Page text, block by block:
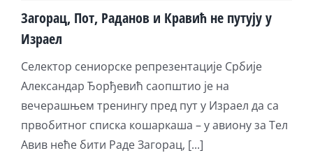
Загорац, Пот, Раданов и Кравић не путују у
Израел
Селектор сениорске репрезентације Србије
Александар Ђорђевић саопштио је на
вечерашњем тренингу пред пут у Израел да са
првобитног списка кошаркаша – у авиону за Тел
Авив неће бити Раде Загорац, [...]